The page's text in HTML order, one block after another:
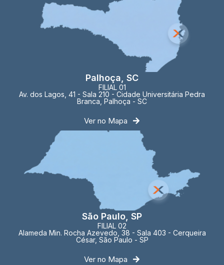
Palhoça, SC
FILIAL 01
Av. dos Lagos, 41 - Sala 210 - Cidade Universitária Pedra
Branca, Palhoça - SC
Ver no Mapa
São Paulo, SP
FILIAL 02
Alameda Min. Rocha Azevedo, 38 - Sala 403 - Cerqueira
César, São Paulo - SP
Ver no Mapa